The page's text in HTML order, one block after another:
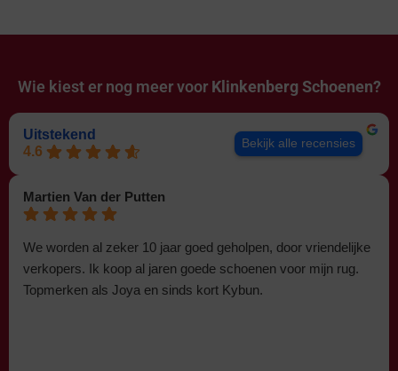
Wie kiest er nog meer voor Klinkenberg Schoenen?
Uitstekend
4.6
Bekijk alle recensies
Martien Van der Putten
We worden al zeker 10 jaar goed geholpen, door vriendelijke
verkopers. Ik koop al jaren goede schoenen voor mijn rug.
Topmerken als Joya en sinds kort Kybun.